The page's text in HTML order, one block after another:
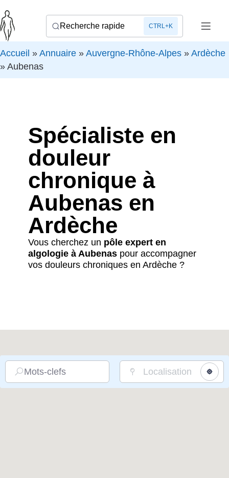
Recherche rapide CTRL+K
Accueil » Annuaire » Auvergne-Rhône-Alpes » Ardèche
» Aubenas
Spécialiste en
douleur
chronique à
Aubenas en
Ardèche
Vous cherchez un pôle expert en
algologie à Aubenas pour accompagner
vos douleurs chroniques en Ardèche ?
Mots-clefs